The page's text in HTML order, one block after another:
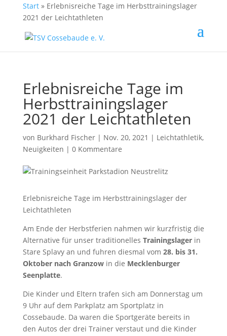
Start» Erlebnisreiche Tage im Herbsttrainingslager
2021 der Leichtathleten
Erlebnisreiche Tage im
Herbsttrainingslager
2021 der Leichtathleten
von Burkhard Fischer| Nov. 20, 2021 | Leichtathletik,
Neuigkeiten | 0 Kommentare
Erlebnisreiche Tage im Herbsttrainingslager der
Leichtathleten
Am Ende der Herbstferien nahmen wir kurzfristig die
Alternative für unser traditionelles Trainingslagerin
Stare Splavy an und fuhren diesmal vom 28. bis 31.
Oktober nach Granzowin die Mecklenburger
Seenplatte.
Die Kinder und Eltern trafen sich am Donnerstag um
9 Uhr auf dem Parkplatz am Sportplatz in
Cossebaude. Da waren die Sportgeräte bereits in
den Autos der drei Trainer verstaut und die Kinder